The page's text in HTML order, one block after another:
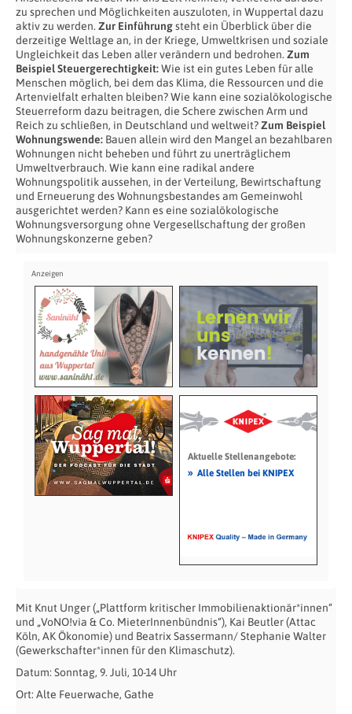
zu sprechen und Möglichkeiten auszuloten, in Wuppertal dazu
aktiv zu werden. Zur Einführungsteht ein Überblick über die
derzeitige Weltlage an, in der Kriege, Umweltkrisen und soziale
Ungleichkeit das Leben aller verändern und bedrohen. Zum
Beispiel Steuergerechtigkeit:Wie ist ein gutes Leben für alle
Menschen möglich, bei dem das Klima, die Ressourcen und die
Artenvielfalt erhalten bleiben? Wie kann eine sozialökologische
Steuerreform dazu beitragen, die Schere zwischen Arm und
Reich zu schließen, in Deutschland und weltweit?Zum Beispiel
Wohnungswende: Bauen allein wird den Mangel an bezahlbaren
Wohnungen nicht beheben und führt zu unerträglichem
Umweltverbrauch. Wie kann eine radikal andere
Wohnungspolitik aussehen, in der Verteilung, Bewirtschaftung
und Erneuerung des Wohnungsbestandes am Gemeinwohl
ausgerichtet werden? Kann es eine sozialökologische
Wohnungsversorgung ohne Vergesellschaftung der großen
Wohnungskonzerne geben?
Aktuelle Stellenangebote:
» Alle Stellen bei KNIPEX
Mit Knut Unger („Plattform kritischer Immobilienaktionär*innen“
und „VoNO!via & Co. MieterInnenbündnis“), Kai Beutler (Attac
Köln, AK Ökonomie) und Beatrix Sassermann/ Stephanie Walter
(Gewerkschafter*innen für den Klimaschutz).
Datum: Sonntag, 9. Juli, 10-14 Uhr
Ort: Alte Feuerwache, Gathe